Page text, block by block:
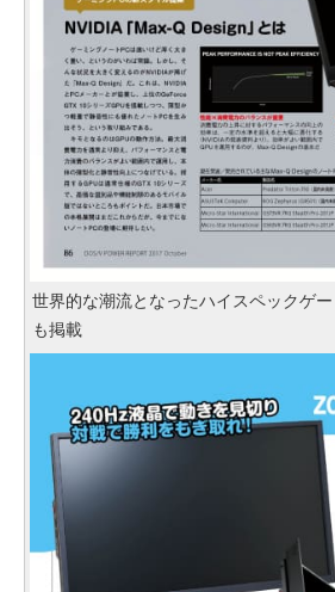
世界的な潮流となったハイスペックゲ
も掲載